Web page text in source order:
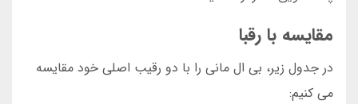
مقایسه با رقبا
در جدول زیر، بی ال مانی را با دو رقیب اصلی خود مقایسه
می کنیم: